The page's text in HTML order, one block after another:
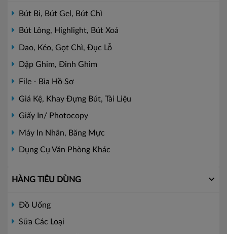
Bút Bi, Bút Gel, Bút Chì
Bút Lông, Highlight, Bút Xoá
Dao, Kéo, Gọt Chì, Đục Lỗ
Dập Ghim, Đinh Ghim
File - Bìa Hồ Sơ
Giá Kệ, Khay Đựng Bút, Tài Liệu
Giấy In/ Photocopy
Máy In Nhãn, Băng Mực
Dụng Cụ Văn Phòng Khác
HÀNG TIÊU DÙNG
Đồ Uống
Sữa Các Loại